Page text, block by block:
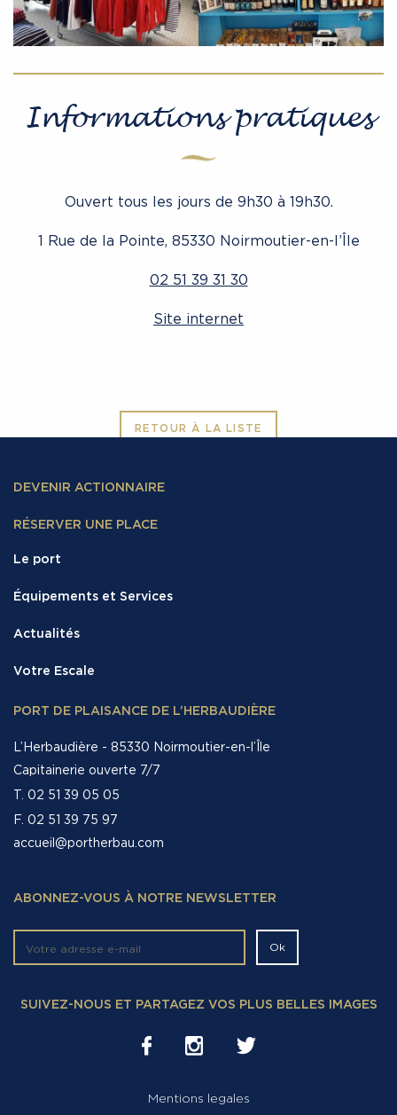
Informations pratiques
Ouvert tous les jours de 9h30 à 19h30.
1 Rue de la Pointe, 85330 Noirmoutier-en-l’Île
02 51 39 31 30
Site internet
RETOUR À LA LISTE
DEVENIR ACTIONNAIRE
RÉSERVER UNE PLACE
Le port
Équipements et Services
Actualités
Votre Escale
PORT DE PLAISANCE DE L’HERBAUDIÈRE
L’Herbaudière - 85330 Noirmoutier-en-l’Île
Capitainerie ouverte 7/7
T. 02 51 39 05 05
F. 02 51 39 75 97
accueil@portherbau.com
SUIVEZ-NOUS ET PARTAGEZ VOS PLUS BELLES IMAGES
ABONNEZ-VOUS À NOTRE NEWSLETTER
Mentions legales